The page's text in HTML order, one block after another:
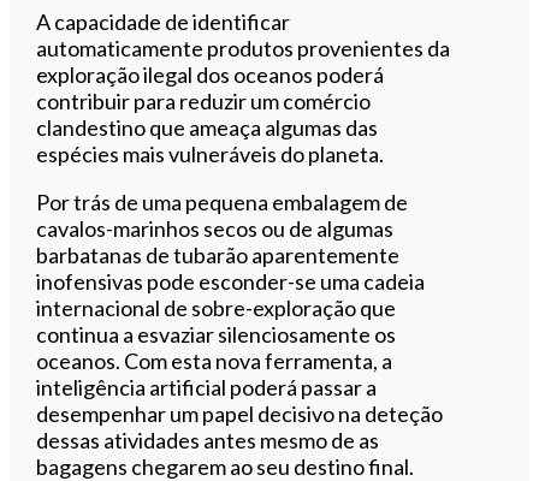
A capacidade de identificar
automaticamente produtos provenientes da
exploração ilegal dos oceanos poderá
contribuir para reduzir um comércio
clandestino que ameaça algumas das
espécies mais vulneráveis do planeta.
Por trás de uma pequena embalagem de
cavalos-marinhos secos ou de algumas
barbatanas de tubarão aparentemente
inofensivas pode esconder-se uma cadeia
internacional de sobre-exploração que
continua a esvaziar silenciosamente os
oceanos. Com esta nova ferramenta, a
inteligência artificial poderá passar a
desempenhar um papel decisivo na deteção
dessas atividades antes mesmo de as
bagagens chegarem ao seu destino final.